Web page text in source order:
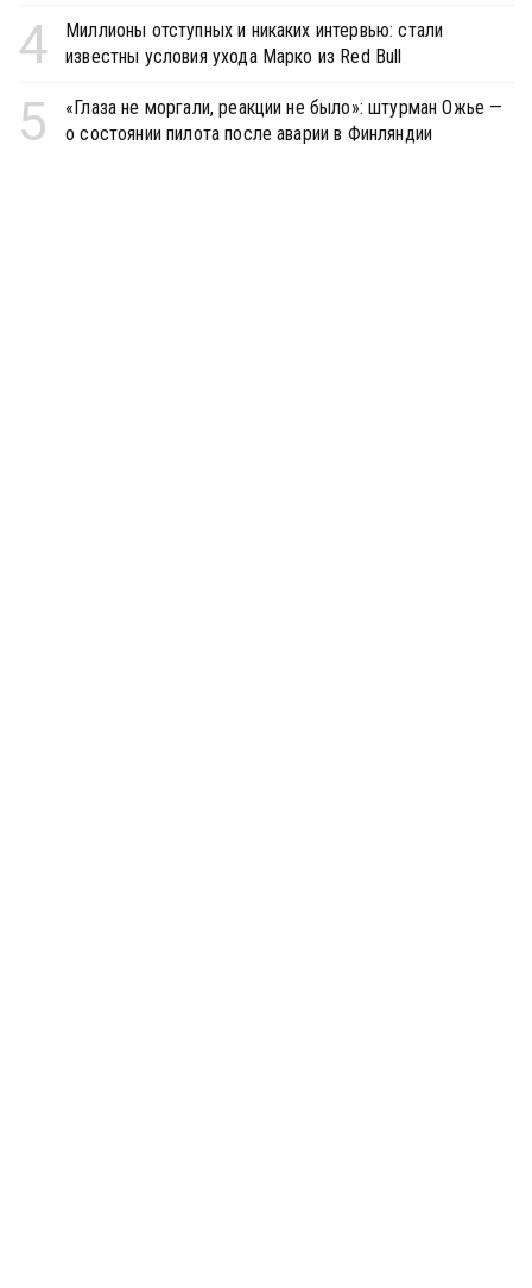
4
Миллионы отступных и никаких интервью: стали
известны условия ухода Марко из Red Bull
5
«Глаза не моргали, реакции не было»: штурман Ожье —
о состоянии пилота после аварии в Финляндии